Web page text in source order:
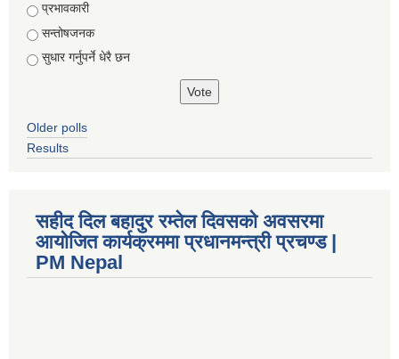
Choices
प्रभावकारी
सन्तोषजनक
सुधार गर्नुपर्ने धेरै छन
Older polls
Results
सहीद दिल बहादुर रम्तेल दिवसको अवसरमा
आयोजित कार्यक्रममा प्रधानमन्त्री प्रचण्ड |
PM Nepal